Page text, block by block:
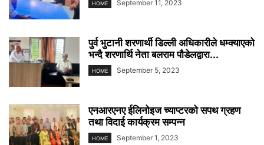
HOME September 11, 2023
पुर्व भुटानी शरणार्थी डिल्ली अधिकारीले धम्क्याएको
भन्दै शरणार्थि नेता बलराम पौडेलद्वारा...
HOME September 5, 2023
एनआरएनए ईलिनोइज च्याप्टरको सपथ ग्रहण
तथा विदाई कार्यक्रम सम्पन्न
HOME September 1, 2023